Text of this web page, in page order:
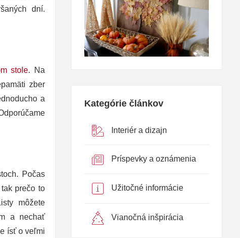
dní.
stole. Na
zber
a
Počas
prečo to
môžete
a nechať
ísť o veľmi
Kategórie článkov
Interiér a dizajn
Príspevky a oznámenia
Užitočné informácie
Vianočná inšpirácia